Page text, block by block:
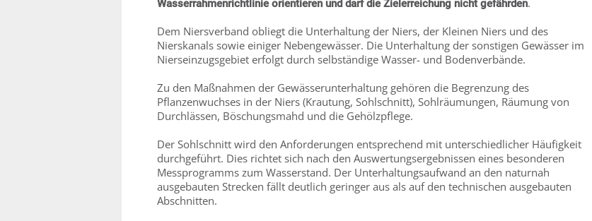
Wasserrahmenrichtlinie orientieren und darf die Zielerreichung nicht gefährden.
Dem Niersverband obliegt die Unterhaltung der Niers, der Kleinen Niers und des
Nierskanals sowie einiger Nebengewässer. Die Unterhaltung der sonstigen Gewässer im
Nierseinzugsgebiet erfolgt durch selbständige Wasser- und Bodenverbände.
Zu den Maßnahmen der Gewässerunterhaltung gehören die Begrenzung des
Pflanzenwuchses in der Niers (Krautung, Sohlschnitt), Sohlräumungen, Räumung von
Durchlässen, Böschungsmahd und die Gehölzpflege.
Der Sohlschnitt wird den Anforderungen entsprechend mit unterschiedlicher Häufigkeit
durchgeführt. Dies richtet sich nach den Auswertungsergebnissen eines besonderen
Messprogramms zum Wasserstand. Der Unterhaltungsaufwand an den naturnah
ausgebauten Strecken fällt deutlich geringer aus als auf den technischen ausgebauten
Abschnitten.